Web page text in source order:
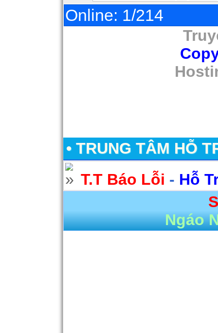
Online: 1/214
• TRUNG TÂM HỖ
T.T Báo Lỗi - Hỗ
Ngáo